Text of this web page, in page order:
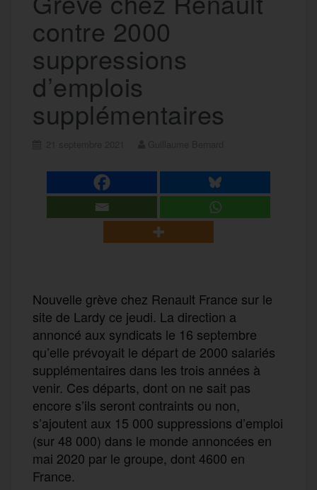
contre 2000
suppressions
d’emplois
supplémentaires
Nouvelle grève chez Renault France sur le
site de Lardy ce jeudi. La direction a
annoncé aux syndicats le 16 septembre
qu’elle prévoyait le départ de 2000 salariés
supplémentaires dans les trois années à
venir. Ces départs, dont on ne sait pas
encore s’ils seront contraints ou non,
s’ajoutent aux 15 000 suppressions d’emploi
(sur 48 000) dans le monde annoncées en
mai 2020 par le groupe, dont 4600 en
France.